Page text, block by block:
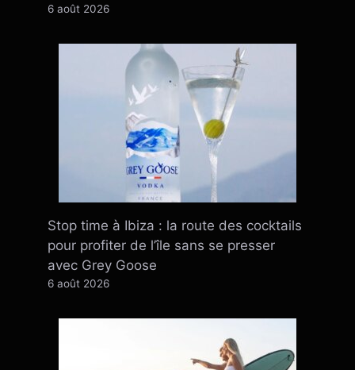
6 août 2026
Stop time à Ibiza : la route des cocktails
pour profiter de l’île sans se presser
avec Grey Goose
6 août 2026